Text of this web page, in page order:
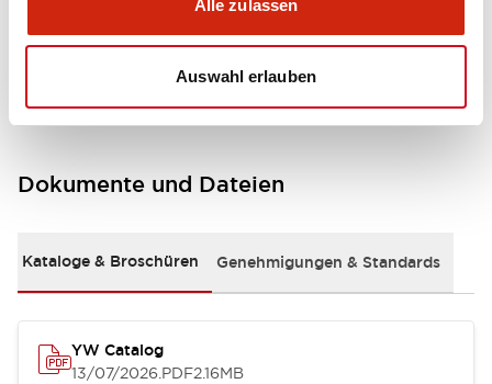
Alle zulassen
Auswahl erlauben
Other Specifications
Dokumente und Dateien
Kataloge & Broschüren Genehmigungen & Standards
YW Catalog
13/07/2026.PDF2.16MB